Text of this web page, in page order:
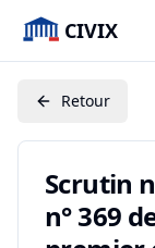
CIVIX
Retour
Scrutin
n° 369